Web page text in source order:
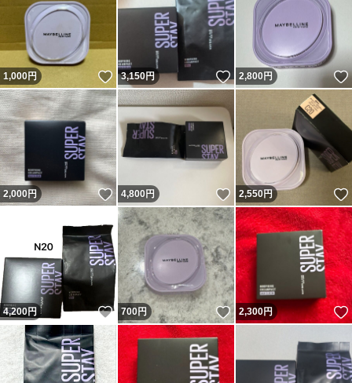
1,000円 いいね！
3,150円 いいね！
2,800円
2,000円 いいね！
4,800円 いいね！
2,550円
4,200円 いいね！
700円 いいね！
2,300円